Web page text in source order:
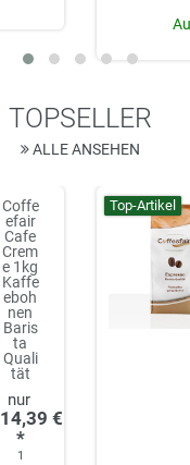
TOPSELLER
ALLE ANSEHEN
Coffe
efair
Cafe
Crem
e 1kg
Kaffe
eboh
nen
Baris
ta
Quali
tät
14,39 €
*
1
Top-Artikel